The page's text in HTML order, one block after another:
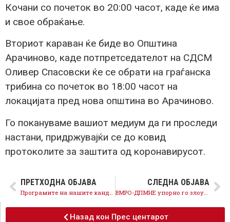
Кочани со почеток во 20:00 часот, каде ќе има
и свое обраќање.
Вториот караван ќе биде во Општина
Арачиново, каде потпретседателот на СДСМ
Оливер Спасовски ќе се обрати на граѓанска
трибина со почеток во 18:00 часот на
локацијата пред нова општина во Арачиново.
Го покануваме вашиот медиум да ги проследи
настани, придржувајќи се до ковид
протоколите за заштита од коронавирусот.
ПРЕТХОДНА ОБЈАВА СЛЕДНА ОБЈАВА
ВМРО-ДПМНЕ упорно го злоупотребува пожарот во Тетово за политички цели, конструира случаи и измислици, во обид за политичко профитерство
Назад кон Прес центарот